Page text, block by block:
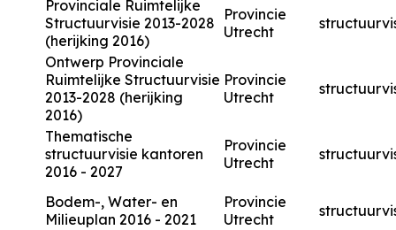
Provinciale Ruimtelijke
Structuurvisie 2013-2028
(herijking 2016)
Provincie
Utrecht
Ontwerp Provinciale
Ruimtelijke Structuurvisie
2013-2028 (herijking
2016)
Provincie
Utrecht
Thematische
structuurvisie kantoren
2016 - 2027
Provincie
Utrecht
Bodem-, Water- en
Milieuplan 2016 - 2021
Provincie
Utrecht